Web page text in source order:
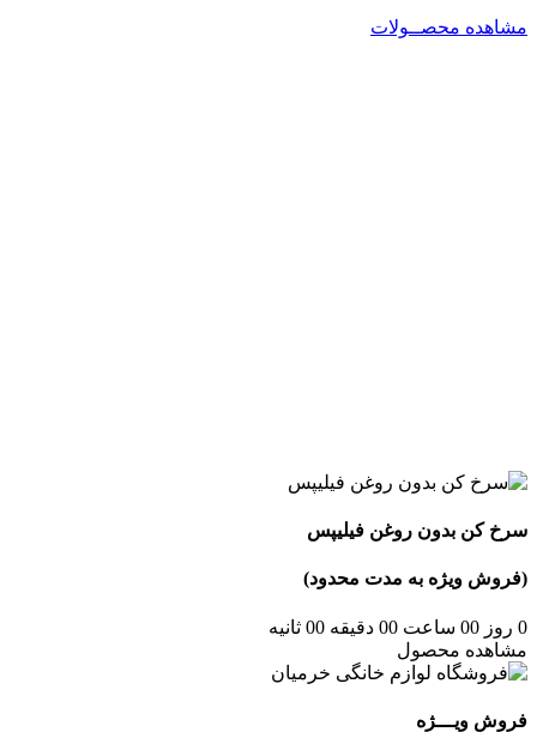
مشاهده محصــولات
سرخ کن بدون روغن فیلیپس
(فروش ویژه به مدت محدود)
0 روز 00 ساعت 00 دقیقه 00 ثانیه
مشاهده محصول
فروش ویـــژه